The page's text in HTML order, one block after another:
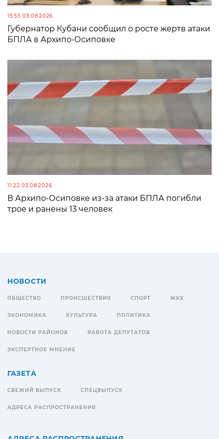
15:55 03.08.2026
Губернатор Кубани сообщил о росте жертв атаки
БПЛА в Архипо-Осиповке
11:22 03.08.2026
В Архипо-Осиповке из-за атаки БПЛА погибли
трое и ранены 13 человек
НОВОСТИ
ОБЩЕСТВО ПРОИСШЕСТВИЯ СПОРТ ЖКХ
ЭКОНОМИКА КУЛЬТУРА ПОЛИТИКА
НОВОСТИ РАЙОНОВ РАБОТА ДЕПУТАТОВ
ЭКСПЕРТНОЕ МНЕНИЕ
ГАЗЕТА
СВЕЖИЙ ВЫПУСК СПЕЦВЫПУСК
АДРЕСА РАСПРОСТРАНЕНИЯ